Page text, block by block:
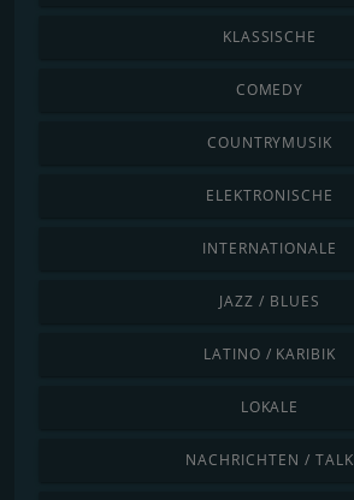
KLASSISCHE
COMEDY
COUNTRYMUSIK
ELEKTRONISCHE
INTERNATIONALE
JAZZ / BLUES
LATINO / KARIBIK
LOKALE
NACHRICHTEN / TALK